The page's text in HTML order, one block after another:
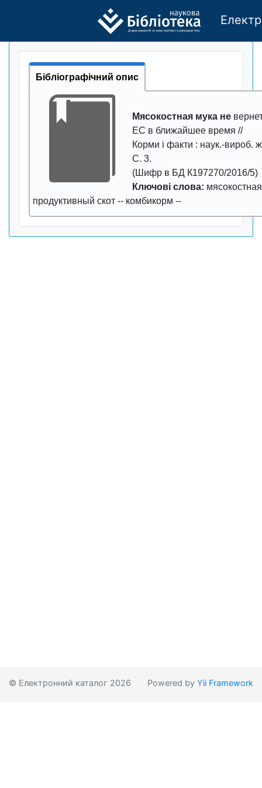
Державного бі отехно логічно го універси тету
Бібліографічний опис
Мясокостная мука не
ЕС в ближайшее время //
Корми і факти : наук.-вироб.
С. 3.
(Шифр в БД К197270/2016/5)
Ключові слова:
продуктивный скот -- комбикорм --
© Електронний каталог 2026 Powered by Yii Framework